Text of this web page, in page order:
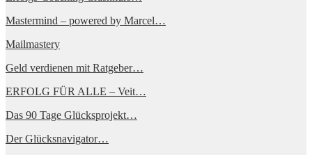
Mastermind – powered by Marcel…
Mailmastery
Geld verdienen mit Ratgeber…
ERFOLG FÜR ALLE – Veit…
Das 90 Tage Glücksprojekt…
Der Glücksnavigator…